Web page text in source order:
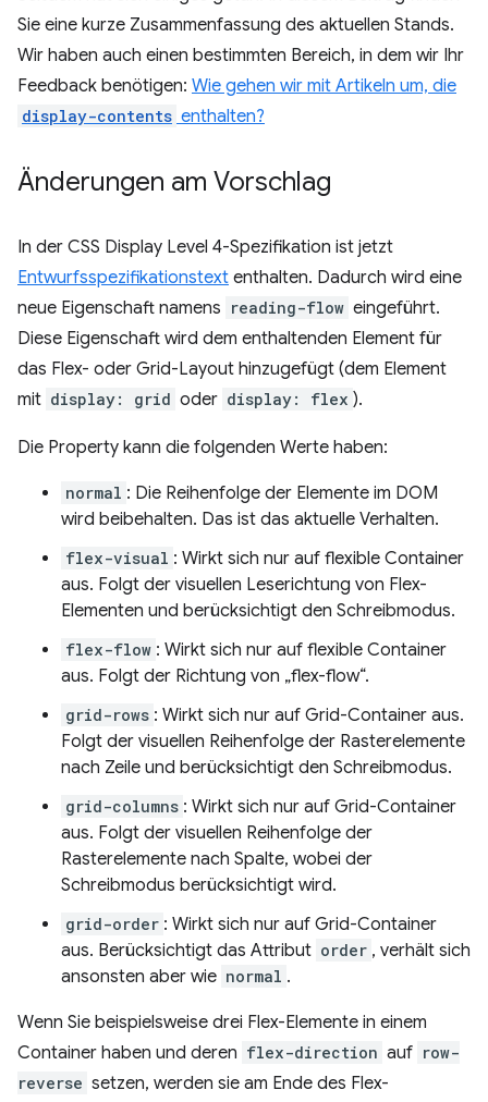
Sie eine kurze Zusammenfassung des aktuellen Stands.
Wir haben auch einen bestimmten Bereich, in dem wir Ihr
Feedback benötigen: Wie gehen wir mit Artikeln um, die
display-contents enthalten?
Änderungen am Vorschlag
In der CSS Display Level 4-Spezifikation ist jetzt
Entwurfsspezifikationstext enthalten. Dadurch wird eine
neue Eigenschaft namens reading-flow eingeführt.
Diese Eigenschaft wird dem enthaltenden Element für
das Flex- oder Grid-Layout hinzugefügt (dem Element
mit display: grid oder display: flex ).
Die Property kann die folgenden Werte haben:
normal : Die Reihenfolge der Elemente im DOM
wird beibehalten. Das ist das aktuelle Verhalten.
flex-visual : Wirkt sich nur auf flexible Container
aus. Folgt der visuellen Leserichtung von Flex-
Elementen und berücksichtigt den Schreibmodus.
flex-flow : Wirkt sich nur auf flexible Container
aus. Folgt der Richtung von „flex-flow“.
grid-rows : Wirkt sich nur auf Grid-Container aus.
Folgt der visuellen Reihenfolge der Rasterelemente
nach Zeile und berücksichtigt den Schreibmodus.
grid-columns : Wirkt sich nur auf Grid-Container
aus. Folgt der visuellen Reihenfolge der
Rasterelemente nach Spalte, wobei der
Schreibmodus berücksichtigt wird.
grid-order : Wirkt sich nur auf Grid-Container
aus. Berücksichtigt das Attribut order , verhält sich
ansonsten aber wie normal .
Wenn Sie beispielsweise drei Flex-Elemente in einem
Container haben und deren flex-direction auf row-
reverse setzen, werden sie am Ende des Flex-